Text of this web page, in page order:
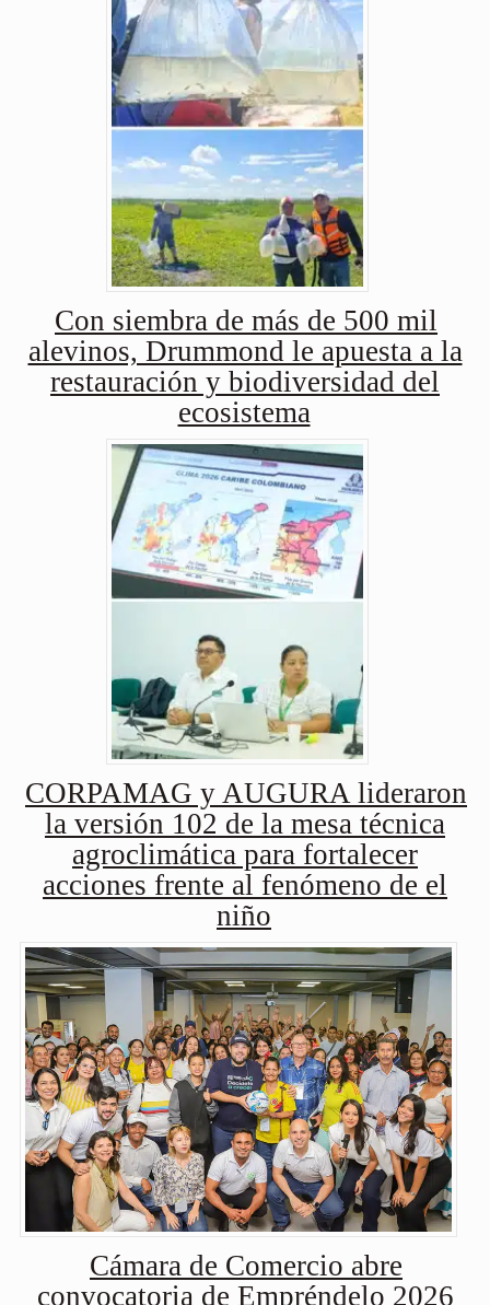
Con siembra de más de 500 mil
alevinos, Drummond le apuesta a la
restauración y biodiversidad del
ecosistema
CORPAMAG y AUGURA lideraron
la versión 102 de la mesa técnica
agroclimática para fortalecer
acciones frente al fenómeno de el
niño
Cámara de Comercio abre
convocatoria de Empréndelo 2026